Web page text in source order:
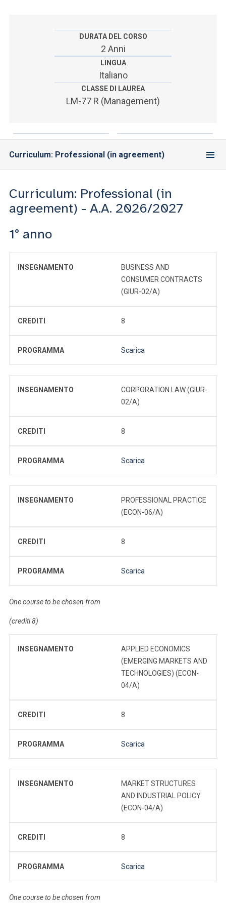
DURATA DEL CORSO
2 Anni
LINGUA
Italiano
CLASSE DI LAUREA
LM-77 R (Management)
Curriculum: Professional (in agreement)
Curriculum: Professional (in
agreement) - A.A. 2026/2027
1° anno
INSEGNAMENTO
BUSINESS AND
CONSUMER CONTRACTS
(GIUR-02/A)
CREDITI 8
PROGRAMMA Scarica
INSEGNAMENTO
CORPORATION LAW (GIUR-
02/A)
CREDITI 8
PROGRAMMA Scarica
INSEGNAMENTO
PROFESSIONAL PRACTICE
(ECON-06/A)
CREDITI 8
PROGRAMMA Scarica
One course to be chosen from
(crediti 8)
INSEGNAMENTO
APPLIED ECONOMICS
(EMERGING MARKETS AND
TECHNOLOGIES) (ECON-
04/A)
CREDITI 8
PROGRAMMA Scarica
INSEGNAMENTO
MARKET STRUCTURES
AND INDUSTRIAL POLICY
(ECON-04/A)
CREDITI 8
PROGRAMMA Scarica
One course to be chosen from